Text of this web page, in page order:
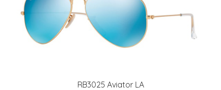
RB3025 Aviator LA